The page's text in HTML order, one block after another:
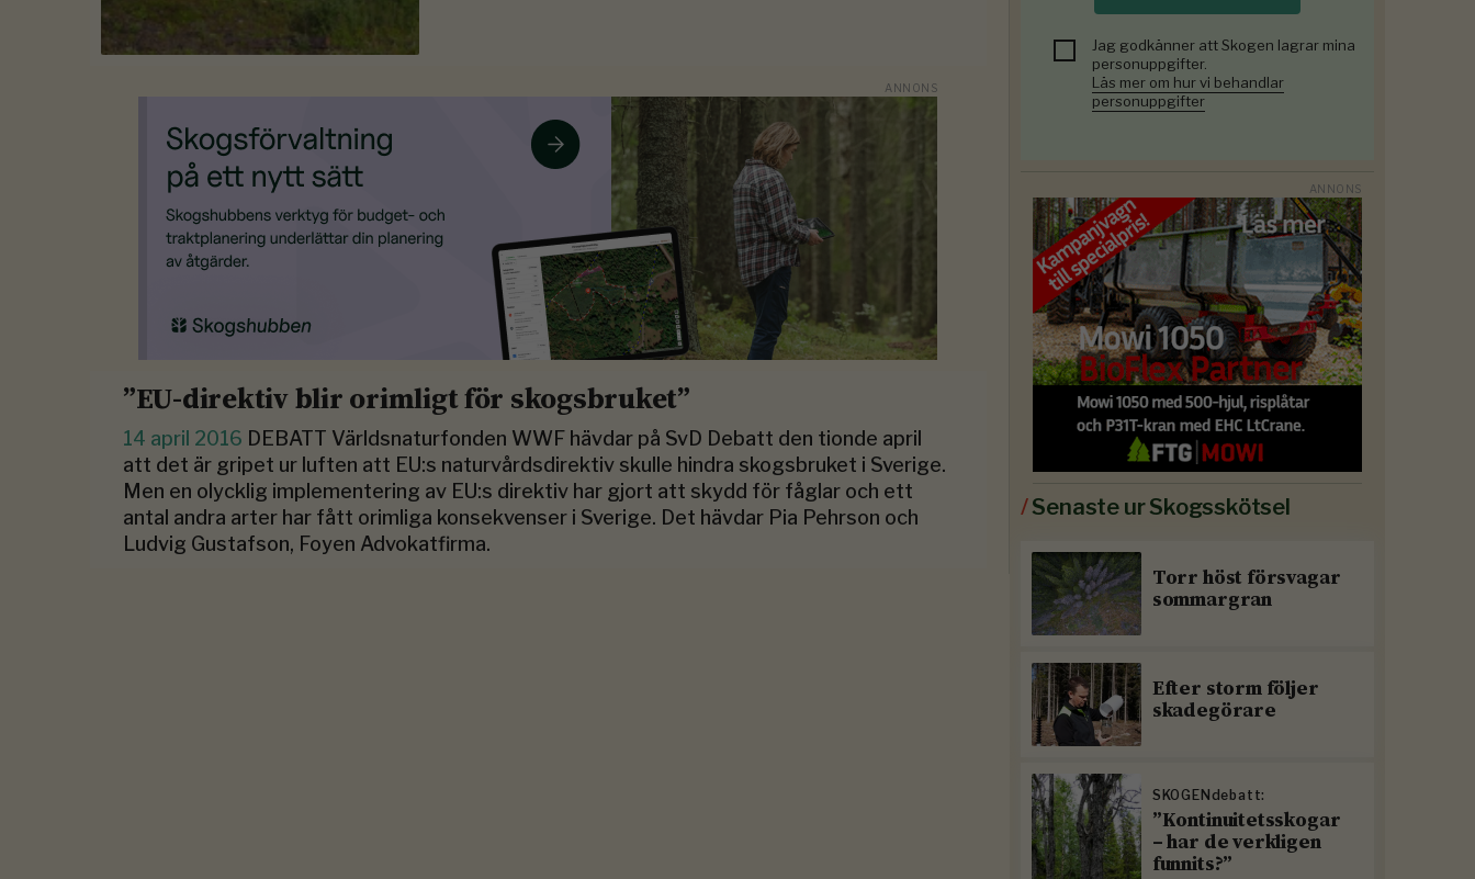
”EU-direktiv blir orimligt för skogsbruket”
14 april 2016 DEBATT Världsnaturfonden WWF hävdar på SvD Debatt den tionde april
att det är gripet ur luften att EU:s naturvårdsdirektiv skulle hindra skogsbruket i Sverige.
Men en olycklig implementering av EU:s direktiv har gjort att skydd för fåglar och ett
antal andra arter har fått orimliga konsekvenser i Sverige. Det hävdar Pia Pehrson och
Ludvig Gustafson, Foyen Advokatfirma.
Jag godkänner att Skogen lagrar mina
personuppgifter.
Läs mer om hur vi behandlar
personuppgifter
/Senaste ur Skogsskötsel
Torr höst försvagar
sommargran
Efter storm följer
skadegörare
SKOGENdebatt:
”Kontinuitetsskogar
– har de verkligen
funnits?”